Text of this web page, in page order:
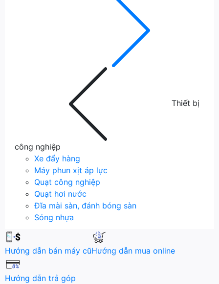
Thiết bị
công nghiệp
Xe đẩy hàng
Máy phun xịt áp lực
Quạt công nghiệp
Quạt hơi nước
Đĩa mài sàn, đánh bóng sàn
Sóng nhựa
Hướng dẫn bán máy cũHướng dẫn mua online
Hướng dẫn trả góp